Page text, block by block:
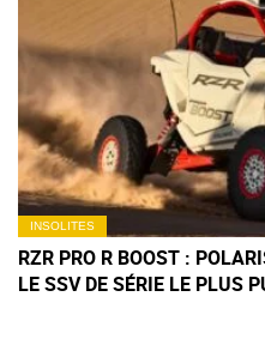
INSOLITES
RZR PRO R BOOST :
LE SSV DE SÉRIE LE PLUS